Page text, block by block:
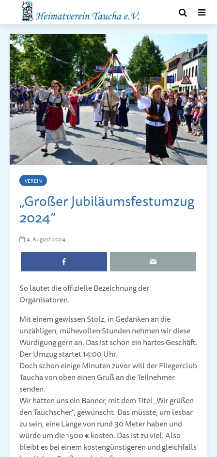
VEREIN
„Großer Jubiläumsfestumzug
2024“
4. August 2024
So lautet die offizielle Bezeichnung der
Organisatoren.
Mit einem gewissen Stolz, in Gedanken an die
unzähligen, mühevollen Stunden nehmen wir diese
Würdigung gern an. Das ist schon ein hartes Geschäft.
Der Umzug startet 14:00 Uhr.
Doch schon einige Minuten zuvor will der Fliegerclub
Taucha von oben einen Gruß an die Teilnehmer
senden.
Wir hatten uns ein Banner, mit dem Titel „Wir grüßen
den Tauchscher“, gewünscht. Das müsste, um lesbar
zu sein, eine Länge von rund 30 Meter haben und
würde um die 1500 € kosten. Das ist zu viel. Also
bleibt es bei einem kostengünstigeren und gleichfalls